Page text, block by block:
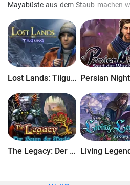
Mayabüste aus dem Staub machen
andere Welt entführt, aus der es
Diana einen Gefangenen aus einem
befreien und wieder zurück in
Wimmelspiel voller Abenteuer und
Lost Lands: Tilgung
The Legacy: Der Baum der Macht